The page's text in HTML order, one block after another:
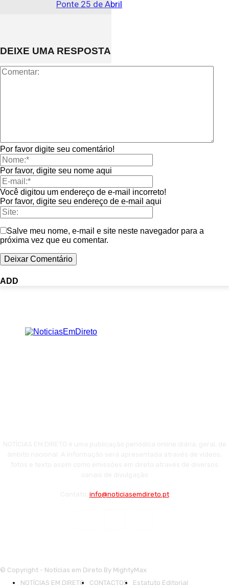
Ponte 25 de Abril
DEIXE UMA RESPOSTA
Por favor digite seu comentário!
Por favor, digite seu nome aqui
Você digitou um endereço de e-mail incorreto!
Por favor, digite seu endereço de e-mail aqui
Salve meu nome, e-mail e site neste navegador para a
próxima vez que eu comentar.
ADD
info@noticiasemdireto.pt
© Copyright - Notícias em Direto By MightyMax
NOTÍCIAS EM DIRETO
CONTACTOS Estatuto Editorial